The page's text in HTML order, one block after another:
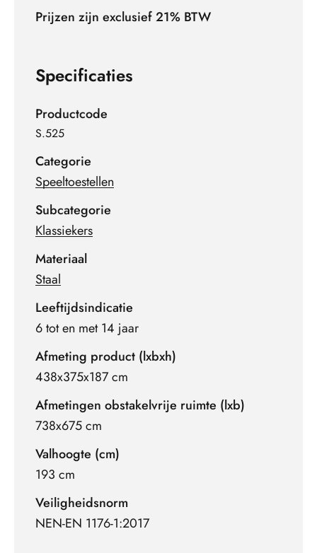
Prijzen zijn exclusief 21% BTW
Specificaties
Productcode
S.525
Categorie
Speeltoestellen
Subcategorie
Klassiekers
Materiaal
Staal
Leeftijdsindicatie
6 tot en met 14 jaar
Afmeting product (lxbxh)
438x375x187 cm
Afmetingen obstakelvrije ruimte (lxb)
738x675 cm
Valhoogte (cm)
193 cm
Veiligheidsnorm
NEN-EN 1176-1:2017